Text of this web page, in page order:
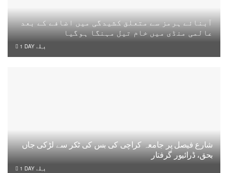
آبنائے ہرمز سے متعلق کشیدگی میں اضافے کے بعد
عالمی منڈی میں خام تیل مہنگا ہوگیا
1 DAY پہلے
شارع فیصل پر جامعہ کراچی کی بس کی ٹکر سے لڑکی جاں
بحق، ڈرائیور گرفتار
1 DAY پہلے